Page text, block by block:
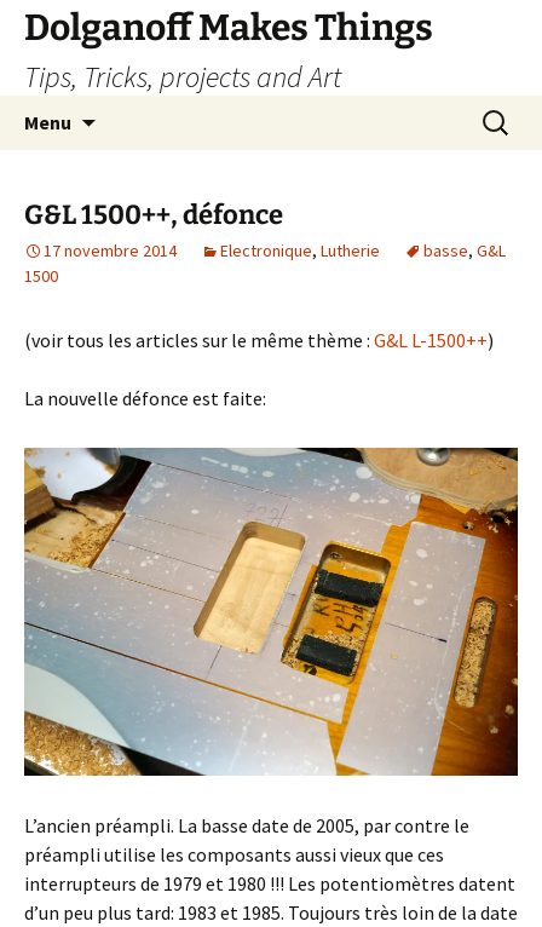
Dolganoff Makes Things
Tips, Tricks, projects and Art
Menu
G&L 1500++, défonce
17 novembre 2014 Electronique, Lutherie basse, G&L
1500
(voir tous les articles sur le même thème : G&L L-1500++)
La nouvelle défonce est faite:
L’ancien préampli. La basse date de 2005, par contre le
préampli utilise les composants aussi vieux que ces
interrupteurs de 1979 et 1980 !!! Les potentiomètres datent
d’un peu plus tard: 1983 et 1985. Toujours très loin de la date